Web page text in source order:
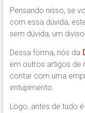
Pensando nisso, se
com essa dúvida,
sem dúvida, um
Dessa forma, nós da
em outros artigos de
contar com uma
entupimento.
Logo, antes de tudo